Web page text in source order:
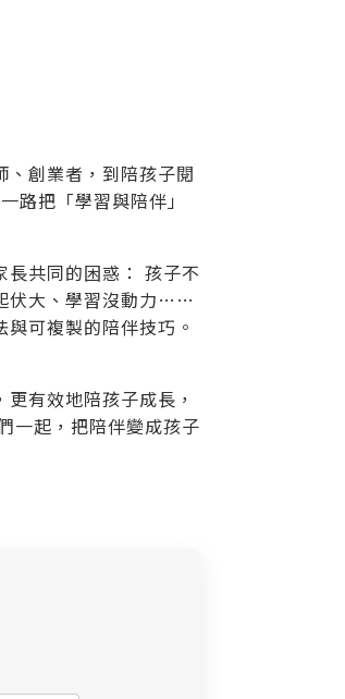
、創業者，到陪孩子閱
路把「學習與陪伴」
共同的困惑： 孩子不
伏大、學習沒動力……
可複製的陪伴技巧。
有效地陪孩子成長，
一起，把陪伴變成孩子